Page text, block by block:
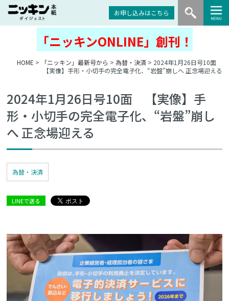
お申し込みはこちら
「ニッキンONLINE」創刊！
HOME > 「ニッキン」最新号から > 為替・決済> 2024年1月26日号10面
【実像】手形・小切手の完全電子化、“岩盤”崩しへ 正念場迎える
2024年1月26日号10面 【実像】手
形・小切手の完全電子化、“岩盤”崩し
へ 正念場迎える
為替・決済
LINEで送る